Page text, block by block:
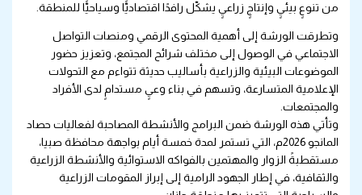
من تنوعٍ بيئيٍ وإنتاجٍ زراعيٍ يشكّل رافدًا اقتصاديًّا وسياحيًّا للمنطقة.
وتطرقت الورشة إلى أهمية المحتوى الرقمي ومنصات التواصل
الاجتماعي في الوصول إلى مختلف شرائح المجتمع، وتعزيز حضور
الموضوعات البيئية والزراعية بأساليب حديثة تتواءم مع التحولات
الإعلامية المتسارعة، وتسهم في بناء وعيٍ مستدامٍ لدى الأفراد
والمجتمعات.
وتأتي هذه الورشة ضمن البرامج والأنشطة المصاحبة لفعاليات حصاد
المانجو 2026م، التي تستمر لمدة خمسة أيام بواجهة محافظة صبيا،
مستقطبةً الزوار والمهتمين بالفواكه الاستوائية والأنشطة الزراعية
والثقافية، في إطار الجهود الرامية إلى إبراز المقومات الزراعية